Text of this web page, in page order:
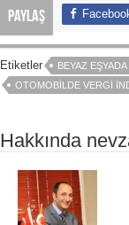
Paylaş
Etiketler BEYAZ
OTOMOBILDE VERGI
Hakkında